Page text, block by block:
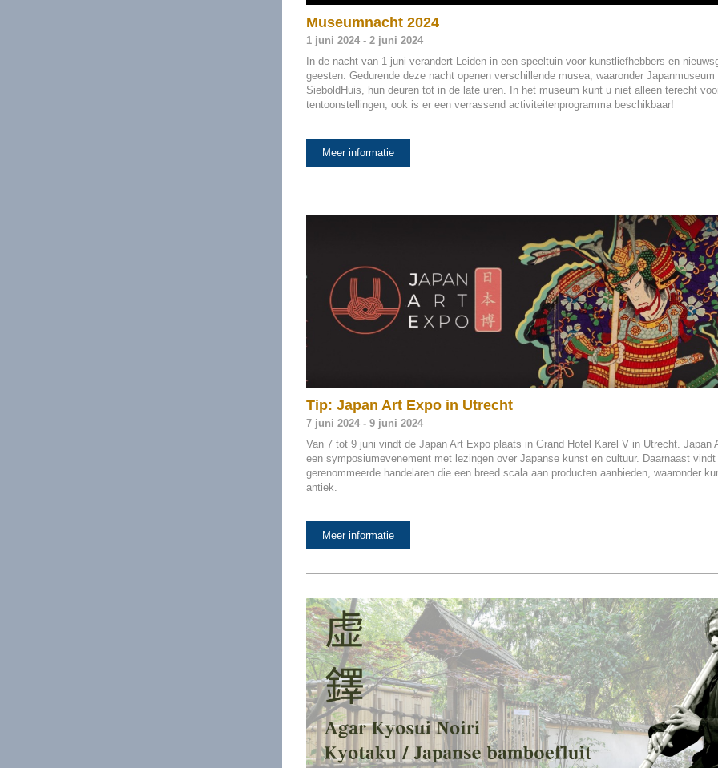
Museumnacht 2024
1 juni 2024 - 2 juni 2024
In de nacht van 1 juni verandert Leiden in een speeltuin voor kunstliefhebbers en
geesten. Gedurende deze nacht openen verschillende musea, waaronder Japanmuseum
SieboldHuis, hun deuren tot in de late uren. In het museum kunt u niet alleen terecht
tentoonstellingen, ook is er een verrassend activiteitenprogramma beschikbaar!
Meer informatie
Tip: Japan Art Expo in Utrecht
7 juni 2024 - 9 juni 2024
Van 7 tot 9 juni vindt de Japan Art Expo plaats in Grand Hotel Karel V in Utrecht. Japan
een symposiumevenement met lezingen over Japanse kunst en cultuur. Daarnaast vindt
gerenommeerde handelaren die een breed scala aan producten aanbieden, waaronder
antiek.
Meer informatie